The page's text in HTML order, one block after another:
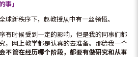
事」
球新秩序下，赵教授从中有一丝领悟。
有时候受到一定的影响，但是我的同事们都
，网上教学都是认真的去准备。那给我一个
不管在经历哪个阶段，都要有做研究和从事